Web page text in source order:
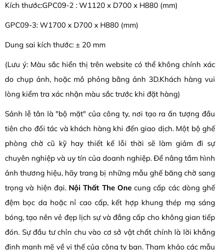
Kích thước:GPC09-2 : W1120 x D700 x H880 (mm)
GPC09-3: W1700 x D700 x H880 (mm)
Dung sai kích thước: ± 20 mm
(Lưu ý: Màu sắc hiển thị trên website có thể không chính xác
do chụp ảnh, hoặc mô phỏng bằng ảnh 3D.Khách hàng vui
lòng kiểm tra xác nhận màu sắc trước khi đặt hàng)
Sảnh lễ tân là "bộ mặt" của công ty, nơi tạo ra ấn tượng đầu
tiên cho đối tác và khách hàng khi đến giao dịch. Một bộ ghế
phòng chờ cũ kỹ hay thiết kế lỗi thời sẽ làm giảm đi sự
chuyên nghiệp và uy tín của doanh nghiệp. Để nâng tầm hình
ảnh thương hiệu, hãy trang bị những mẫu ghế băng chờ sang
trọng và hiện đại. Nội Thất The Onecung cấp các dòng ghế
đệm bọc da hoặc nỉ cao cấp, kết hợp khung thép mạ sáng
bóng, tạo nên vẻ đẹp lịch sự và đẳng cấp cho không gian tiếp
đón. Sự đầu tư chỉn chu vào cơ sở vật chất chính là lời khẳng
định mạnh mẽ về vị thế của công ty bạn. Tham khảo các mẫu